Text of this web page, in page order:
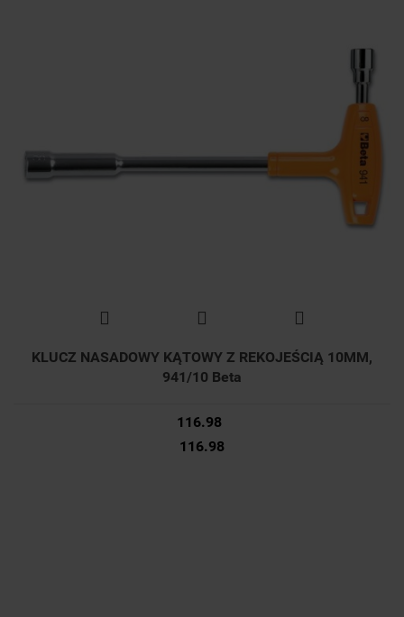
KLUCZ NASADOWY KĄTOWY Z REKOJEŚCIĄ 10MM,
941/10 Beta
116.98
116.98